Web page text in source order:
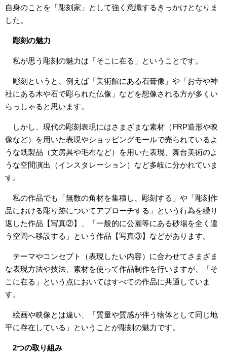
自身のことを「彫刻家」として強く意識するきっかけとなりま
した。
彫刻の魅力
私が思う彫刻の魅力は「そこに在る」ということです。
彫刻というと、例えば「美術館にある石膏像」や「お寺や神
社にある木や石で彫られた仏像」などを想像される方が多くい
らっしゃると思います。
しかし、現代の彫刻表現にはさまざまな素材（FRP造形や映
像など）を用いた表現やショッピングモールで売られているよ
うな既製品（文房具や毛布など）を用いた表現、舞台美術のよ
うな空間演出（インスタレーション）など多岐に分かれていま
す。
私の作品でも「無数の角材を集積し、彫刻する」や「彫刻作
品における彫り跡についてアプローチする」という行為を繰り
返した作品【写真②】、「一般的に公園等にある砂場を全く違
う空間へ移設する」という作品【写真③】などがあります。
テーマやコンセプト（表現したい内容）に合わせてさまざま
な表現方法や技法、素材を使って作品制作を行いますが、「そ
こに在る」という点においてはすべての作品に共通していま
す。
絵画や映像とは違い、「質量や質感が伴う物体として同じ地
平に存在している」ということが彫刻の魅力です。
2つの取り組み